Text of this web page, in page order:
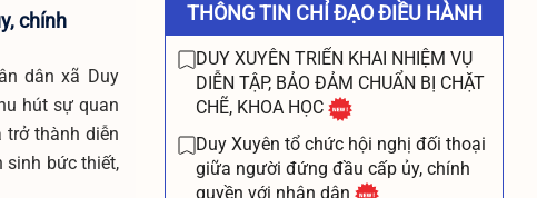
chính
dân xã Duy
hút sự quan
thành diễn
sinh bức thiết,
THÔNG TIN CHỈ ĐẠO ĐIỀU HÀNH
DUY XUYÊN TRIỂN KHAI NHIỆM VỤ
DIỄN TẬP, BẢO ĐẢM CHUẨN BỊ CHẶT
CHẼ, KHOA HỌC
Duy Xuyên tổ chức hội nghị đối thoại
giữa người đứng đầu cấp ủy, chính
quyền với nhân dân